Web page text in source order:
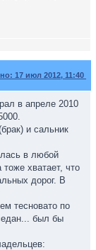
17 июл 2012, 11:40
в апреле 2010
и сальник
в любой
хватает, что
дорог. В
тесновато по
был бы